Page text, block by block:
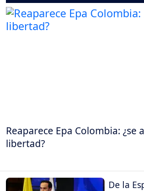
Reaparece Epa Colombia: ¿se
libertad?
De la